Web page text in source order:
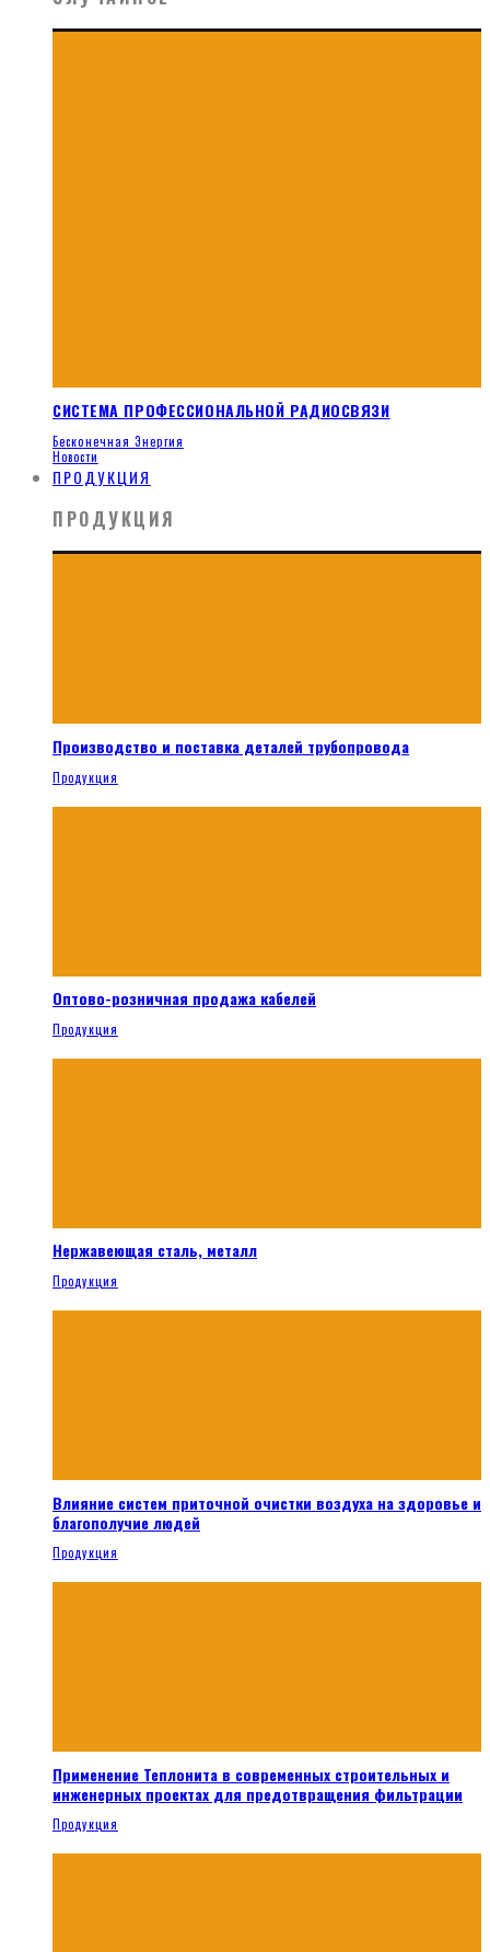
СИСТЕМА ПРОФЕССИОНАЛЬНОЙ РАДИОСВЯЗИ
Бесконечная Энергия
Новости
ПРОДУКЦИЯ
ПРОДУКЦИЯ
Производство и поставка деталей трубопровода
Продукция
Оптово-розничная продажа кабелей
Продукция
Нержавеющая сталь, металл
Продукция
Влияние систем приточной очистки воздуха на здоровье и
благополучие людей
Продукция
Применение Теплонита в современных строительных и
инженерных проектах для предотвращения фильтрации
Продукция